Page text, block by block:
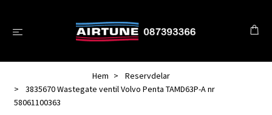
Hem
Reservdelar
3835670 Wastegate ventil Volvo Penta TAMD63P-A nr
58061100363